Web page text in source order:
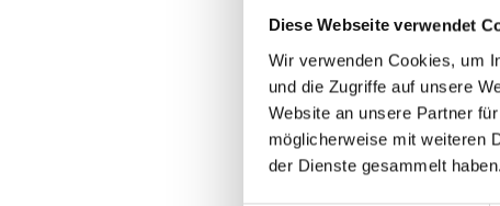
Diese Webseite verwendet
Wir verwenden Cookies, um
und die Zugriffe auf unsere
Website an unsere Partner
möglicherweise mit weiteren
der Dienste gesammelt haben.
Benzin
Kraftstoff
Euro 6
5 Sitze